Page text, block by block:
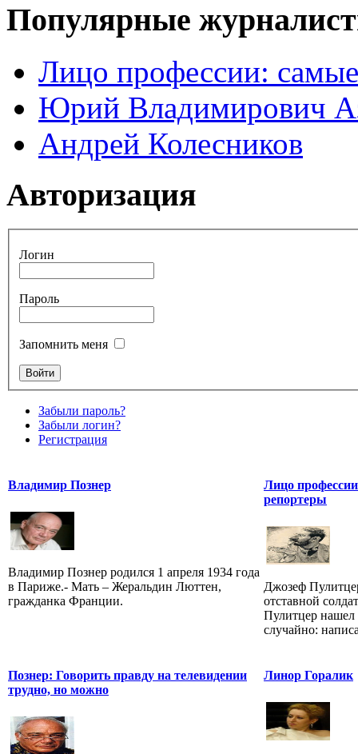
Популярные
Лицо профессии:
Юрий Владимирович
Андрей Колесников
Авторизация
Логин
Пароль
Запомнить меня
Забыли пароль?
Забыли логин?
Регистрация
Владимир Познер
Владимир Познер родился 1 апреля 1934 года
в Париже.- Мать – Жеральдин Люттен,
гражданка Франции.
Лицо
репортеры
Джозеф
отставной
Пулитцер нашел
случайно:
Познер: Говорить правду на телевидении
трудно, но можно
Линор Горалик